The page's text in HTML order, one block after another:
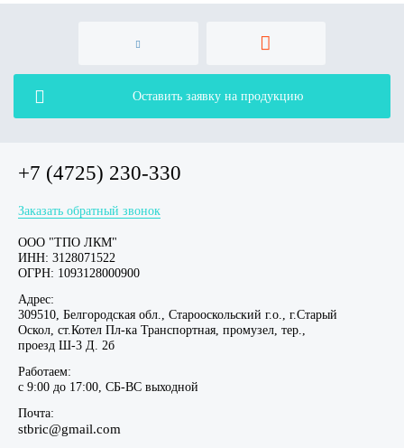
Оставить заявку на продукцию
+7 (4725) 230-330
Заказать обратный звонок
ООО "ТПО ЛКМ"
ИНН: 3128071522
ОГРН: 1093128000900
Адрес:
309510, Белгородская обл., Старооскольский г.о., г.Старый
Оскол, ст.Котел Пл-ка Транспортная, промузел, тер.,
проезд Ш-3 Д. 2б
Работаем:
c 9:00 до 17:00, СБ-ВС выходной
Почта:
stbric@gmail.com